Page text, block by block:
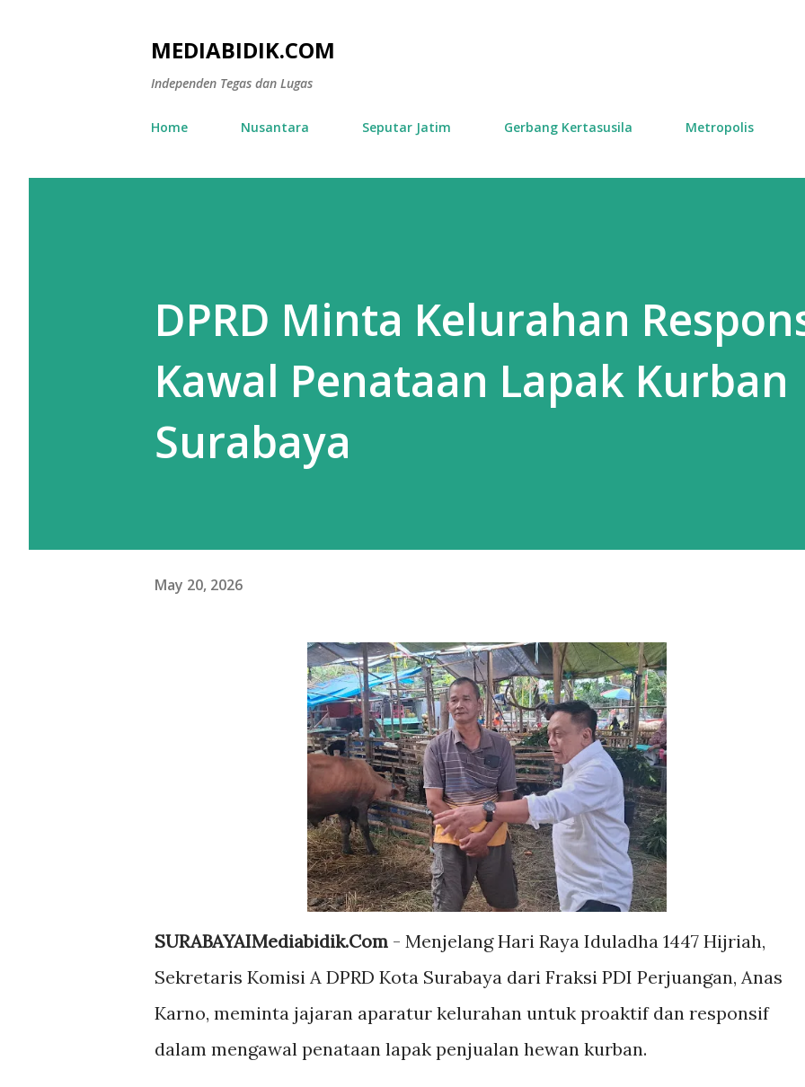
MEDIABIDIK.COM
Independen Tegas dan Lugas
Home Nusantara Seputar Jatim Gerbang Kertasusila Metropolis
DPRD Minta Kelurahan
Kawal Penataan Lapak Kurban
Surabaya
May 20, 2026
SURABAYAIMediabidik.Com - Menjelang Hari Raya Iduladha 1447 Hijriah,
Sekretaris Komisi A DPRD Kota Surabaya dari Fraksi PDI Perjuangan, Anas
Karno, meminta jajaran aparatur kelurahan untuk proaktif dan responsif
dalam mengawal penataan lapak penjualan hewan kurban.